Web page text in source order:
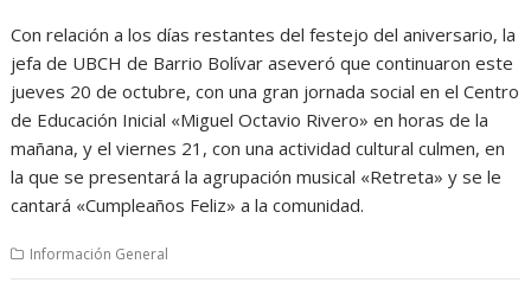
Con relación a los días restantes del festejo del aniversario, la
jefa de UBCH de Barrio Bolívar aseveró que continuaron este
jueves 20 de octubre, con una gran jornada social en el Centro
de Educación Inicial «Miguel Octavio Rivero» en horas de la
mañana, y el viernes 21, con una actividad cultural culmen, en
la que se presentará la agrupación musical «Retreta» y se le
cantará «Cumpleaños Feliz» a la comunidad.
Información General